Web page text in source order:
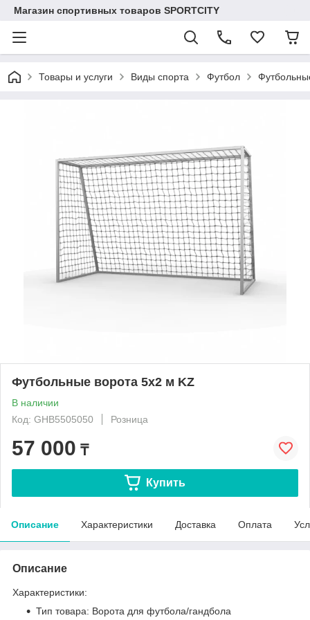
Магазин спортивных товаров SPORTCITY
Товары и услуги Виды спорта Футбол
Футбольные ворота 5х2 м KZ
В наличии
Код: GHB5505050
Розница
57 000 ₸
Купить
Описание Характеристики Доставка Оплата
Описание
Характеристики:
Тип товара: Ворота для футбола/гандбола